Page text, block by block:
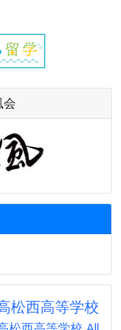
松西高等学校